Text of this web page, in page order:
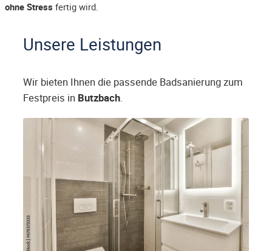
ohne Stress fertig wird.
Unsere Leistungen
Wir bieten Ihnen die passende Badsanierung zum
Festpreis in Butzbach.